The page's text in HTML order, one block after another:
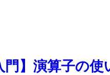
門】演算子の使